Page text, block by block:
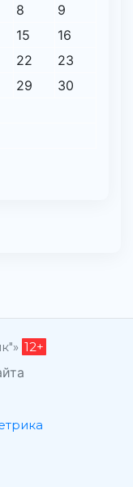
8
9
15
16
22
23
29
30
12+